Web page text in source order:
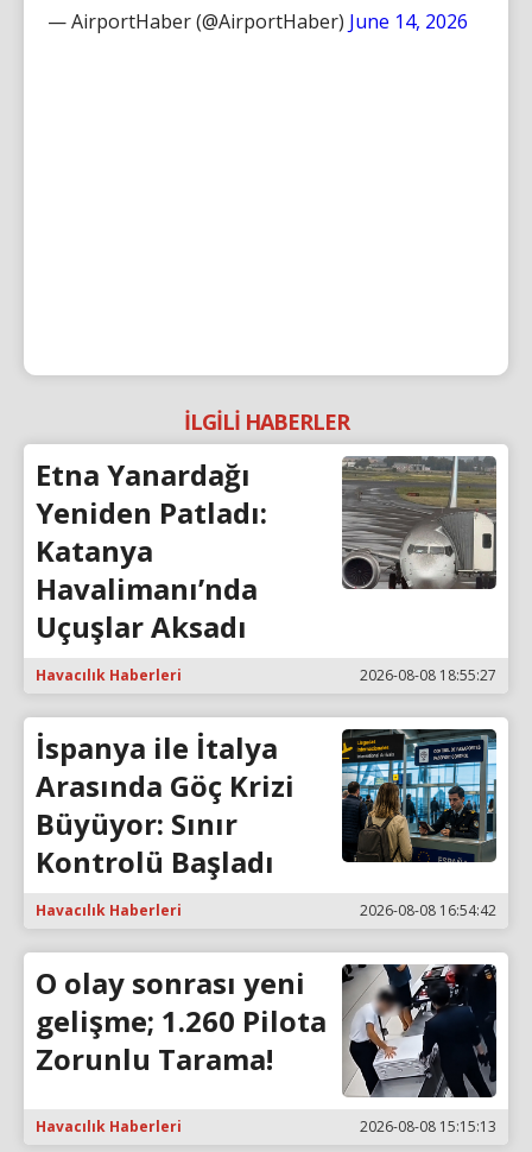
— AirportHaber (@AirportHaber) June 14, 2026
İLGİLİ HABERLER
Etna Yanardağı
Yeniden Patladı:
Katanya
Havalimanı’nda
Uçuşlar Aksadı
Havacılık Haberleri 2026-08-08 18:55:27
İspanya ile İtalya
Arasında Göç Krizi
Büyüyor: Sınır
Kontrolü Başladı
Havacılık Haberleri 2026-08-08 16:54:42
O olay sonrası yeni
gelişme; 1.260 Pilota
Zorunlu Tarama!
Havacılık Haberleri 2026-08-08 15:15:13